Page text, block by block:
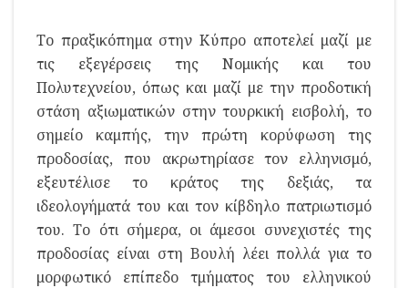
Το πραξικόπημα στην Κύπρο αποτελεί μαζί με
τις εξεγέρσεις της Νομικής και του
Πολυτεχνείου, όπως και μαζί με την προδοτική
στάση αξιωματικών στην τουρκική εισβολή, το
σημείο καμπής, την πρώτη κορύφωση της
προδοσίας, που ακρωτηρίασε τον ελληνισμό,
εξευτέλισε το κράτος της δεξιάς, τα
ιδεολογήματά του και τον κίβδηλο πατριωτισμό
του. Το ότι σήμερα, οι άμεσοι συνεχιστές της
προδοσίας είναι στη Βουλή λέει πολλά για το
μορφωτικό επίπεδο τμήματος του ελληνικού